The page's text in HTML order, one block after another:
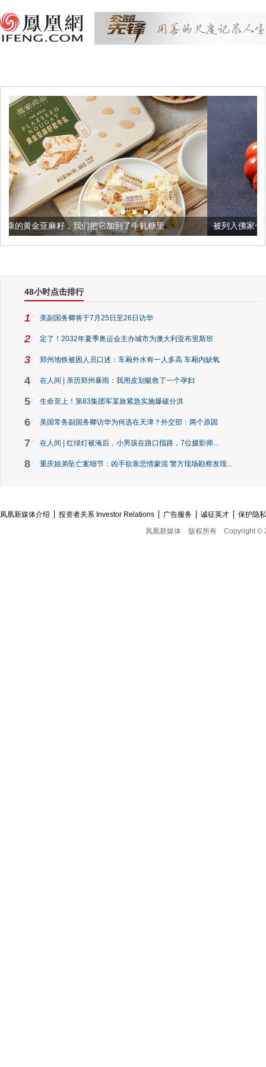
把它加到了牛轧糖里 被列入佛家七宝的它到底有多美？
48小时点击排行
1 美副国务卿将于7月25日至26日访华
2 定了！2032年夏季奥运会主办城市为澳大利亚布里斯班
3 郑州地铁被困人员口述：车厢外水有一人多高 车厢内缺氧
4 在人间 | 亲历郑州暴雨：我用皮划艇救了一个孕妇
5 生命至上！第83集团军某旅紧急实施爆破分洪
6 美国常务副国务卿访华为何选在天津？外交部：两个原因
7 在人间 | 红绿灯被淹后，小男孩在路口指路，7位摄影师...
8 重庆姐弟坠亡案细节：凶手欲靠悲情蒙混 警方现场勘察发现...
凤凰新媒体介绍 投资者关系 Investor Relations 广告服务 诚征英才
保护隐
凤凰新媒体
版权所有 Copyright ©